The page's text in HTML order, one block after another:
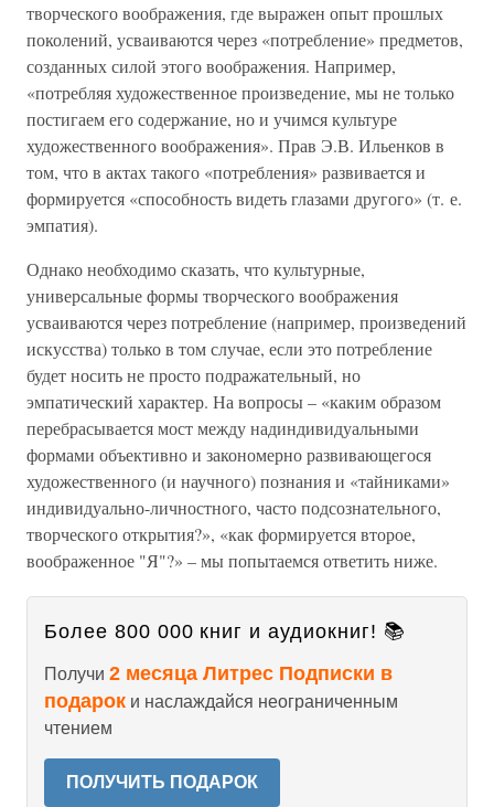
творческого воображения, где выражен опыт прошлых
поколений, усваиваются через «потребление» предметов,
созданных силой этого воображения. Например,
«потребляя художественное произведение, мы не только
постигаем его содержание, но и учимся культуре
художественного воображения». Прав Э.В. Ильенков в
том, что в актах такого «потребления» развивается и
формируется «способность видеть глазами другого» (т. е.
эмпатия).
Однако необходимо сказать, что культурные,
универсальные формы творческого воображения
усваиваются через потребление (например, произведений
искусства) только в том случае, если это потребление
будет носить не просто подражательный, но
эмпатический характер. На вопросы – «каким образом
перебрасывается мост между надиндивидуальными
формами объективно и закономерно развивающегося
художественного (и научного) познания и «тайниками»
индивидуально-личностного, часто подсознательного,
творческого открытия?», «как формируется второе,
воображенное "Я"?» – мы попытаемся ответить ниже.
Более 800 000 книг и аудиокниг! 📚
Получи 2 месяца Литрес Подписки в
подарок и наслаждайся неограниченным
чтением
ПОЛУЧИТЬ ПОДАРОК